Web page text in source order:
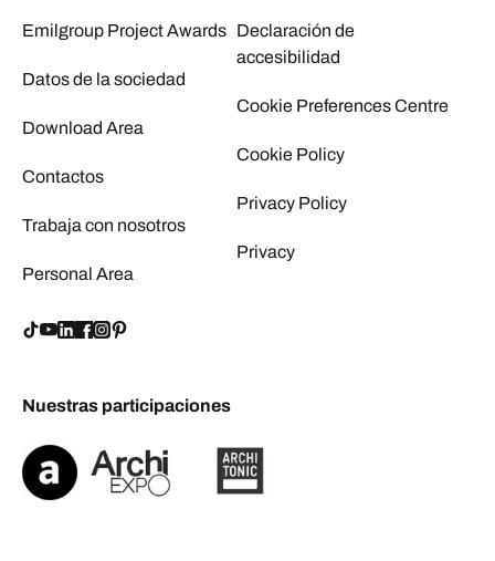
Emilgroup Project Awards
Datos de la sociedad
Download Area
Contactos
Trabaja con nosotros
Personal Area
Declaración de
accesibilidad
Cookie Preferences Centre
Cookie Policy
Privacy Policy
Privacy
Nuestras participaciones